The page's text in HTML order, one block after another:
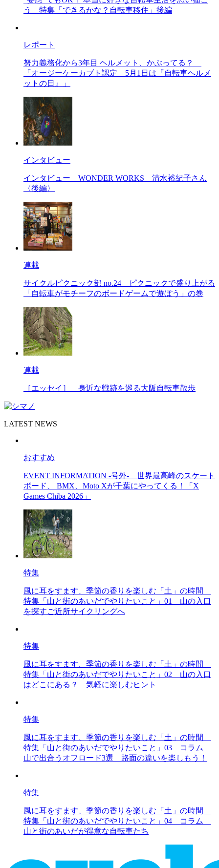
う 特集「できるかな？自転車移住」後編
レポート
努力義務化から3年目 ヘルメット、かぶってる？
「オージーケーカブト認定 5月1日は『自転車ヘルメ
ットの日』」
インタビュー
インタビュー WONDER WORKS 清水裕紀子さん
〈後編〉
連載
サイクルピクニック部 no.24
ピクニックで盛り上がる
「自転車がモチーフのボードゲームで遊ぼう」の巻
連載
［エッセイ］ 身近な戦跡を巡る大阪自転車散歩
LATEST NEWS
おすすめ
EVENT INFORMATION -号外- 世界最高峰のスケート
ボード、 BMX、Moto Xが千葉にやってくる！「X
Games Chiba 2026」
特集
風に耳をすます、季節の香りを楽しむ「土」の時間
特集「山と街のあいだでやりたいこと」01 山の入口
を探すご近所サイクリングへ
特集
風に耳をすます、季節の香りを楽しむ「土」の時間
特集「山と街のあいだでやりたいこと」02 山の入口
はどこにある？ 気軽に楽しむヒント
特集
風に耳をすます、季節の香りを楽しむ「土」の時間
特集「山と街のあいだでやりたいこと」03 コラム
山で出合うオフロード3選 路面の違いを楽しもう！
特集
風に耳をすます、季節の香りを楽しむ「土」の時間
特集「山と街のあいだでやりたいこと」04 コラム
山と街のあいだが得意な自転車たち